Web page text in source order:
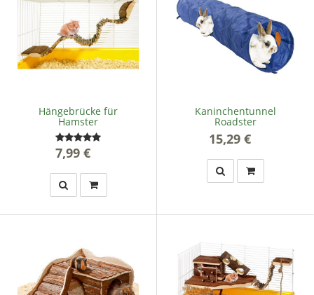
Hängebrücke für
Hamster
7,99 €
Kaninchentunnel
Roadster
15,29 €